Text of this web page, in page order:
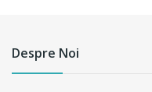
Despre Noi